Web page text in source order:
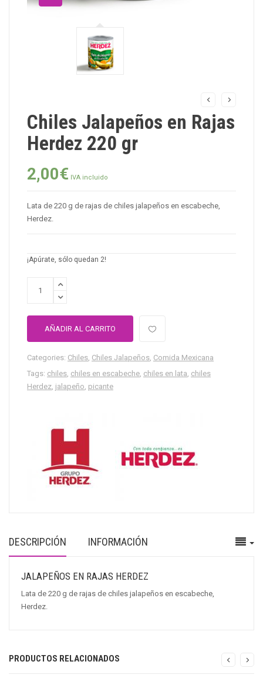
Chiles Jalapeños en Rajas
Herdez 220 gr
2,00€ IVA incluido
Lata de 220 g de rajas de chiles jalapeños en escabeche,
Herdez.
¡Apúrate, sólo quedan 2!
AÑADIR AL CARRITO
Categories: Chiles, Chiles Jalapeños, Comida Mexicana
Tags: chiles, chiles en escabeche, chiles en lata, chiles
Herdez, jalapeño, picante
DESCRIPCIÓN INFORMACIÓN
JALAPEÑOS EN RAJAS HERDEZ
Lata de 220 g de rajas de chiles jalapeños en escabeche,
Herdez.
PRODUCTOS RELACIONADOS